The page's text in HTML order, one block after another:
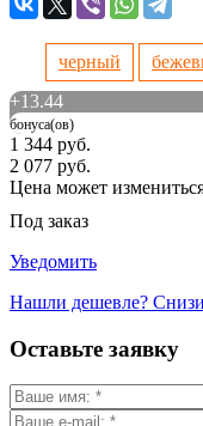
черный
+13.44
бонуса(ов)
1 344 руб.
2 077 руб.
Цена может
Под заказ
Уведомить
Нашли дешевле?
Оставьте заявку